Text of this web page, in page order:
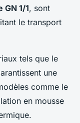
1/1, sont
le transport
tels que le
une
comme le
en mousse